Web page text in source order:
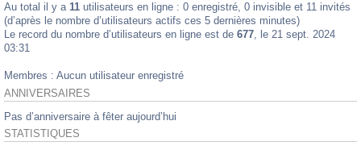
Au total il y a 11 utilisateurs en ligne : 0 enregistré, 0 invisible et 11 invités
(d’après le nombre d’utilisateurs actifs ces 5 dernières minutes)
Le record du nombre d’utilisateurs en ligne est de 677, le 21 sept. 2024
03:31
Membres : Aucun utilisateur enregistré
ANNIVERSAIRES
Pas d’anniversaire à fêter aujourd’hui
STATISTIQUES